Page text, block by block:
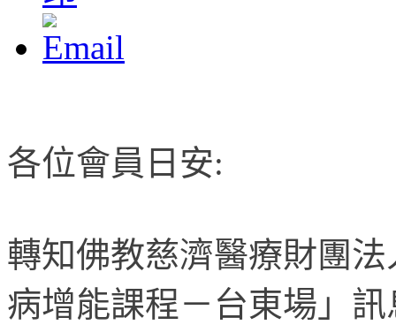
各位會員日安:
轉知佛教慈濟醫療財團
病增能課程－台東場」